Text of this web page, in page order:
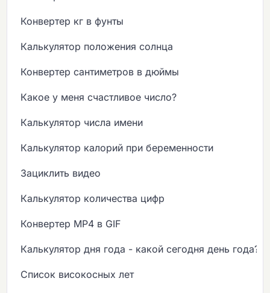
Конвертер кг в фунты
Калькулятор положения солнца
Конвертер сантиметров в дюймы
Какое у меня счастливое число?
Калькулятор числа имени
Калькулятор калорий при беременности
Зациклить видео
Калькулятор количества цифр
Конвертер MP4 в GIF
Калькулятор дня года - какой сегодня день года?
Список високосных лет